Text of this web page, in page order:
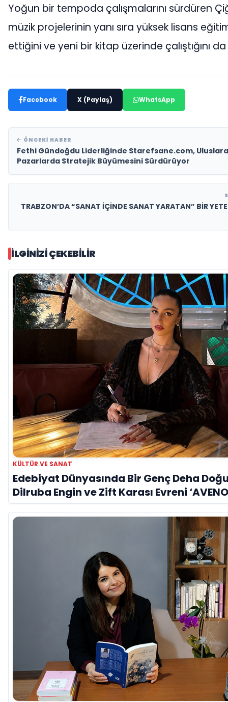
Yoğun bir tempoda çalışmalarını sürdüren
müzik projelerinin yanı sıra yüksek lisans
ettiğini ve yeni bir kitap üzerinde çalıştığını da
Facebook X (Paylaş) WhatsApp
ÖNCEKI HABER
Fethi Gündoğdu Liderliğinde Starefsane.com,
Pazarlarda Stratejik Büyümesini Sürdürüyor
TRABZON’DA “SANAT İÇİNDE SANAT YARATAN” BİR
İLGINIZI ÇEKEBILIR
KÜLTÜR VE SANAT
Edebiyat Dünyasında Bir Genç Deha
Dilruba Engin ve Zift Karası Evreni